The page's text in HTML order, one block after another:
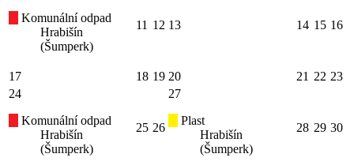
Komunální odpad
Hrabišín
(Šumperk)
11 12 13 14 15 16
17 18 19 20 21 22 23
24
Komunální odpad
Hrabišín
(Šumperk)
25 26
27
Plast
Hrabišín
(Šumperk)
28 29 30